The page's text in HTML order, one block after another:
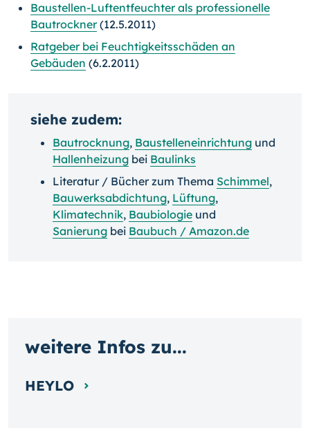
Baustellen-Luftentfeuchter als professionelle
Bautrockner(12.5.2011)
Ratgeber bei Feuchtigkeitsschäden an
Gebäuden (6.2.2011)
siehe zudem:
Bautrocknung, Baustelleneinrichtung und
Hallenheizung bei Baulinks
Literatur / Bücher zum Thema Schimmel,
Bauwerksabdichtung, Lüftung,
Klimatechnik, Baubiologie und
Sanierung bei Baubuch / Amazon.de
weitere Infos zu...
HEYLO